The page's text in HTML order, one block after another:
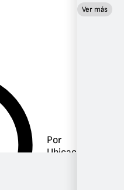
Por
Ubicación
Ver más